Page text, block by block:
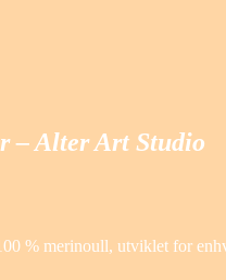
– Alter Art Studio
% merinoull, utviklet for